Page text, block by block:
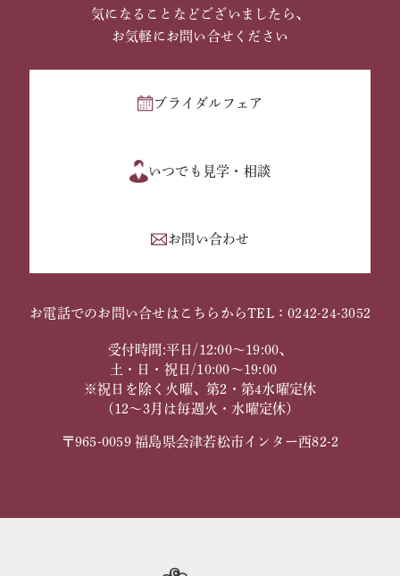
気になることなどございましたら、
お気軽にお問い合せください
ブライダルフェア
いつでも見学・相談
お問い合わせ
お電話でのお問い合せはこちらからTEL：0242-24-3052
受付時間:平日/12:00～19:00、
土・日・祝日/10:00～19:00
※祝日を除く火曜、第2・第4水曜定休
（12～3月は毎週火・水曜定休）
〒965-0059 福島県会津若松市インター西82-2